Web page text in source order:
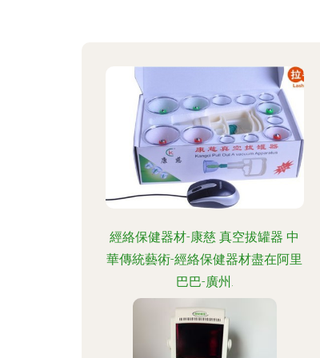
經絡保健器材-康慈 真空拔罐器 中
華傳統藝術-經絡保健器材盡在阿里
巴巴-廣州.